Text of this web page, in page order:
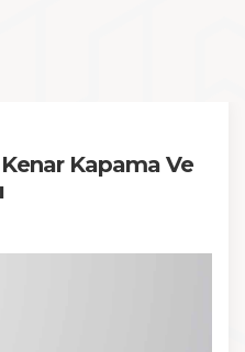
Kapama Ve